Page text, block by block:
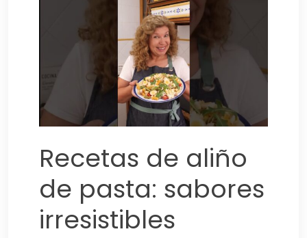
Recetas de aliño
de pasta: sabores
irresistibles